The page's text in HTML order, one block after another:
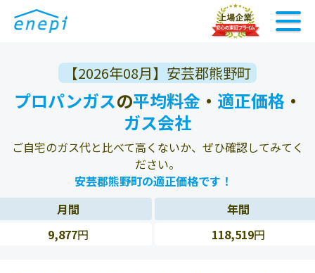
【2026年08月】安芸郡熊野町
プロパンガスの平均料金 ・ 適正価格 ・
ガス会社
ご自宅のガス代と比べて高くないか、ぜひ確認してみてく
ださい。
安芸郡熊野町の適正価格です！
月間
年間
9,877円 118,519円